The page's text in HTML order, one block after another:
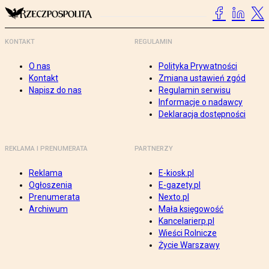
KONTAKT
O nas
Kontakt
Napisz do nas
REGULAMIN
Polityka Prywatności
Zmiana ustawień zgód
Regulamin serwisu
Informacje o nadawcy
Deklaracja dostępności
REKLAMA I PRENUMERATA
Reklama
Ogłoszenia
Prenumerata
Archiwum
PARTNERZY
E-kiosk.pl
E-gazety.pl
Nexto.pl
Mała księgowość
Kancelarierp.pl
Wieści Rolnicze
Życie Warszawy